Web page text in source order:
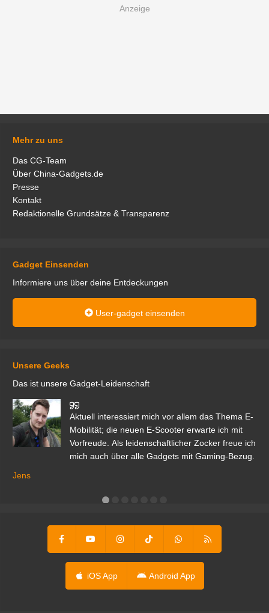
Mehr zu uns
Das CG-Team
Über China-Gadgets.de
Presse
Kontakt
Redaktionelle Grundsätze & Transparenz
Gadget Einsenden
Informiere uns über deine Entdeckungen
User-gadget einsenden
Unsere Geeks
Das ist unsere Gadget-Leidenschaft
Aktuell interessiert mich vor allem das Thema E-
Mobilität; die neuen E-Scooter erwarte ich mit
Vorfreude. Als leidenschaftlicher Zocker freue ich
mich auch über alle Gadgets mit Gaming-Bezug.
Jens
iOS App Android App